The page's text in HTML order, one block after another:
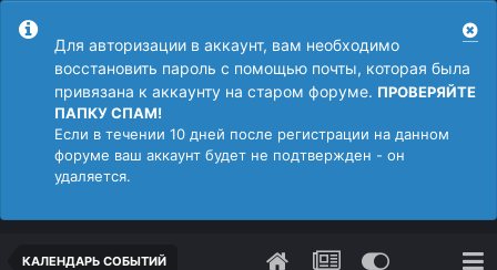
Для авторизации в аккаунт, вам необходимо
восстановить пароль с помощью почты, которая была
привязана к аккаунту на старом форуме. ПРОВЕРЯЙТЕ
ПАПКУ СПАМ!
Если в течении 10 дней после регистрации на данном
форуме ваш аккаунт будет не подтвержден - он
удаляется.
КАЛЕНДАРЬ СОБЫТИЙ